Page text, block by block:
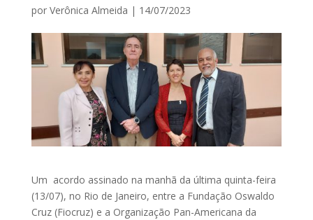
por Verônica Almeida | 14/07/2023
Um acordo assinado na manhã da última quinta-feira
(13/07), no Rio de Janeiro, entre a Fundação Oswaldo
Cruz (Fiocruz) e a Organização Pan-Americana da